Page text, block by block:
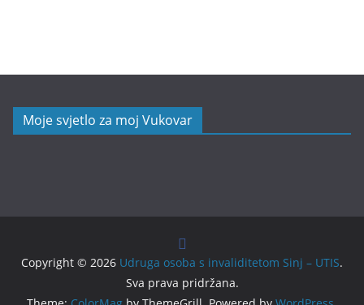
Moje svjetlo za moj Vukovar
Copyright © 2026 Udruga osoba s invaliditetom Sinj – UTIS.
Sva prava pridržana.